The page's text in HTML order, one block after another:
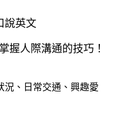
說英文
握人際溝通的技巧！
況、日常交通、興趣愛